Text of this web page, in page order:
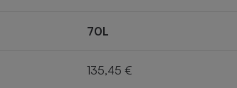
70L
135,45 €